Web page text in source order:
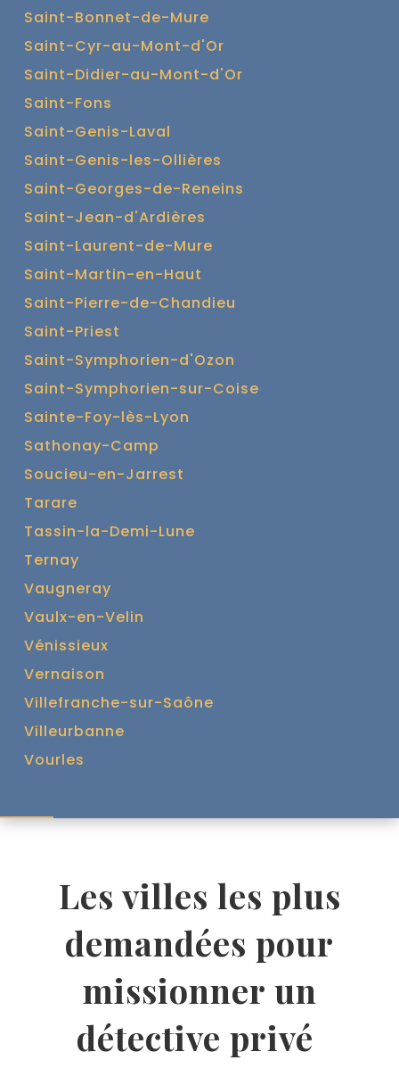
Saint-Bonnet-de-Mure
Saint-Cyr-au-Mont-d'Or
Saint-Didier-au-Mont-d'Or
Saint-Fons
Saint-Genis-Laval
Saint-Genis-les-Ollières
Saint-Georges-de-Reneins
Saint-Jean-d'Ardières
Saint-Laurent-de-Mure
Saint-Martin-en-Haut
Saint-Pierre-de-Chandieu
Saint-Priest
Saint-Symphorien-d'Ozon
Saint-Symphorien-sur-Coise
Sainte-Foy-lès-Lyon
Sathonay-Camp
Soucieu-en-Jarrest
Tarare
Tassin-la-Demi-Lune
Ternay
Vaugneray
Vaulx-en-Velin
Vénissieux
Vernaison
Villefranche-sur-Saône
Villeurbanne
Vourles
Les villes les plus
demandées pour
missionner un
détective privé